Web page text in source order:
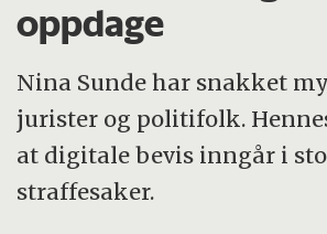
oppdage
Nina Sunde har snakket
jurister og politifolk.
at digitale bevis inngår i
straffesaker.